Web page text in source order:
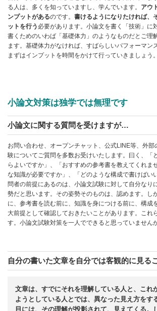
る人は、多くを知っていますし、学んでいます。 アウ
ンプットがあるのです。 書けるようになりたければ、
ットを行う 必要があります。小論文を書く「技術」に
書くためのいわば「基礎体力」のようなものだとご理
ます。基礎体力がなければ、すばらしいパフォーマン
まずはインプットを時間をかけて行っていきましょう。
小論文対策は独学では無理です
小論文に関する質問を受けますが…
お問い合わせ、オープンチャット、公式LINE等、外部
験についてご質問を多数お受けいたします。曰く、「
らよいですか」、「おすすめの参考書を教えてくれま
な知識が必要ですか」、「どのような構成で書けば
問者の前提にあるのは、小論文試験に対して自分なり
勢だと思います。その姿勢そのものは、認めます。し
に、参考書を読む前に、知識を身につける前に、構成
大前提として確認しておきたいことがあります。これ
す。小論文試験対策を一人でできると思っていませんか
自分の書いた文章を自分では客観的に見る
文章は、すでにそれを理解している人と、これ
ようとしている人とでは、異なった見え方をす
目には、その理解が投影されて、見えてくる。